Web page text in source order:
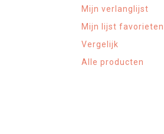
Mijn verlanglijst
Mijn lijst favorieten
Vergelijk
Alle producten